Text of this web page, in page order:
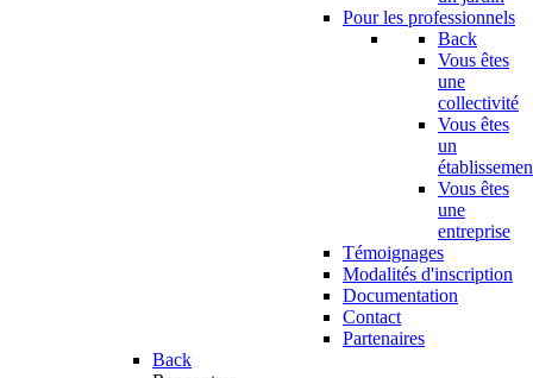
Pour les professionnels
Back
Vous êtes
une
collectivité
Vous êtes
un
Vous êtes
une
entreprise
Témoignages
Modalités d'inscription
Documentation
Contact
Partenaires
Back